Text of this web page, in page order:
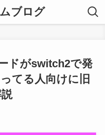
ブログ
ドがswitch2で発
てる人向けに旧